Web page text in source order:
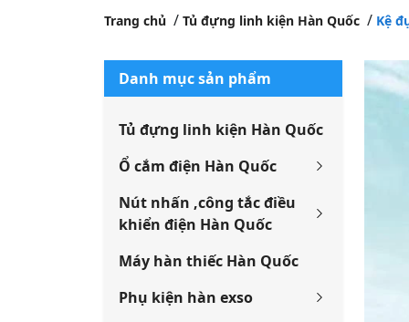
Trang chủ Tủ đựng linh kiện Hàn Quốc Kệ
Danh mục sản phẩm
Tủ đựng linh kiện Hàn Quốc
Ổ cắm điện Hàn Quốc
Nút nhấn ,công tắc điều
khiển điện Hàn Quốc
Máy hàn thiếc Hàn Quốc
Phụ kiện hàn exso